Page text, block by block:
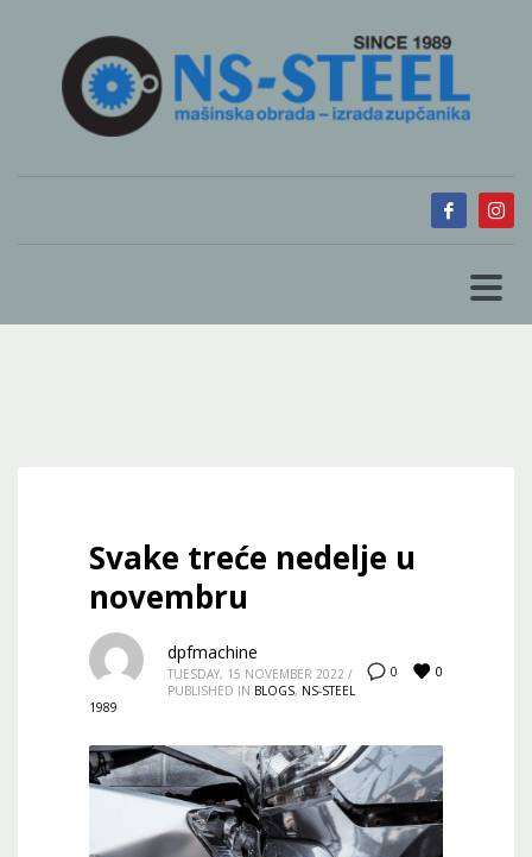
Svake treće nedelje u
novembru
0 0
dpfmachine
TUESDAY, 15 NOVEMBER 2022 /
PUBLISHED IN BLOGS, NS-STEEL
1989